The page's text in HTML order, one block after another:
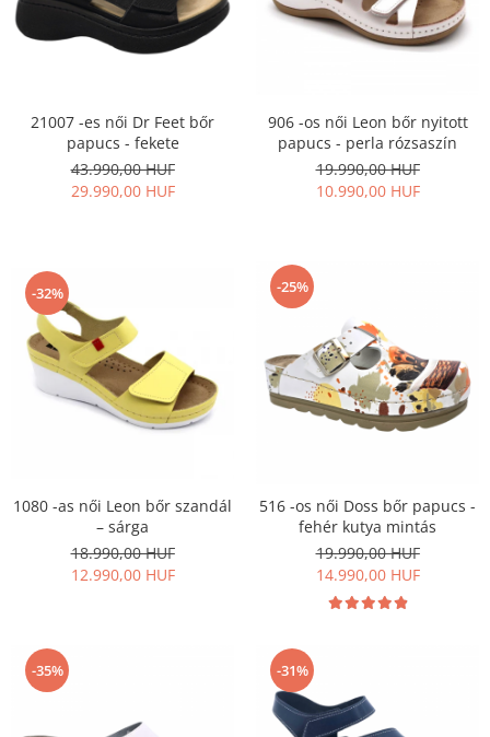
21007 -es női Dr Feet bőr
papucs - fekete
43.990,00 HUF
29.990,00 HUF
906 -os női Leon bőr nyitott
papucs - perla rózsaszín
19.990,00 HUF
10.990,00 HUF
-32%
1080 -as női Leon bőr szandál
– sárga
18.990,00 HUF
12.990,00 HUF
-25%
516 -os női Doss bőr papucs -
fehér kutya mintás
19.990,00 HUF
14.990,00 HUF
-35% -31%